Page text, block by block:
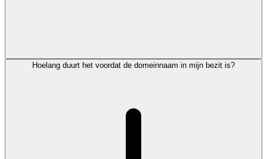
Hoelang duurt het voordat de domeinnaam in mijn bezit is?